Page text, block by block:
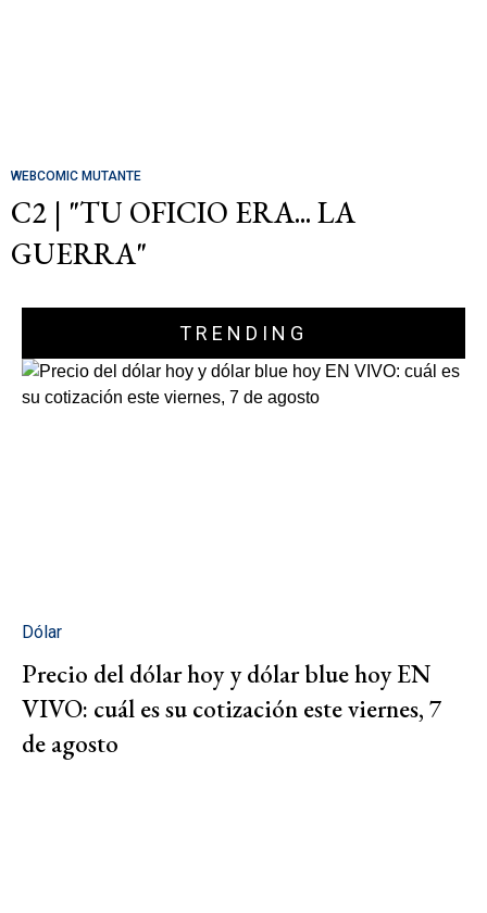
WEBCOMIC MUTANTE
C2 | "TU OFICIO ERA... LA
GUERRA"
TRENDING
Dólar
Precio del dólar hoy y dólar blue hoy EN
VIVO: cuál es su cotización este viernes, 7
de agosto